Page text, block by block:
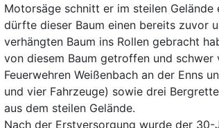
Motorsäge schnitt er im steilen Gelände
dürfte dieser Baum einen bereits zuvor
verhängten Baum ins Rollen gebracht
von diesem Baum getroffen und
Feuerwehren Weißenbach an der Enns
und vier Fahrzeuge) sowie drei
aus dem steilen Gelände.
Nach der Erstversorgung wurde der 30-